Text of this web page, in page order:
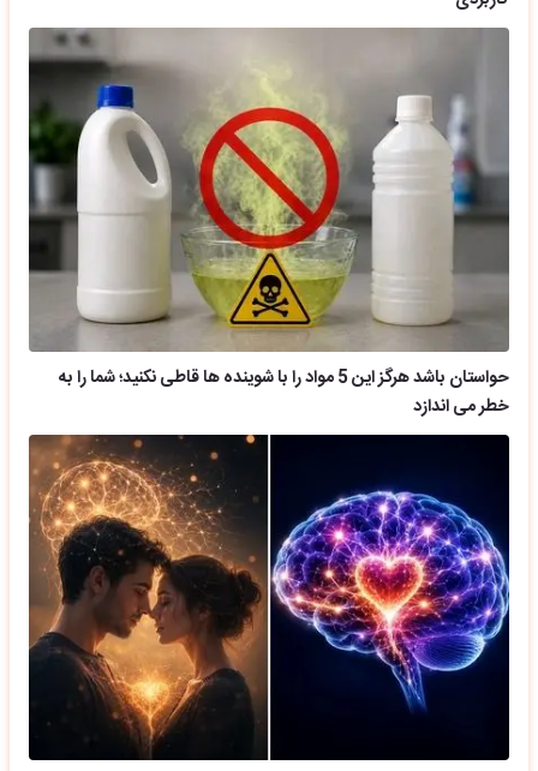
حواستان باشد هرگز این 5 مواد را با شوینده ها قاطی نکنید؛ شما را به
خطر می اندازد